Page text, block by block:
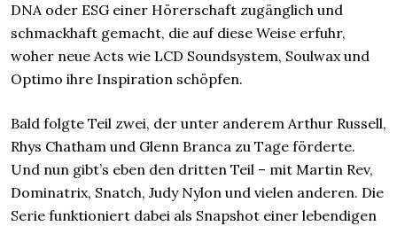
DNA oder ESG einer Hörerschaft zugänglich und
schmackhaft gemacht, die auf diese Weise erfuhr,
woher neue Acts wie LCD Soundsystem, Soulwax und
Optimo ihre Inspiration schöpfen.
Bald folgte Teil zwei, der unter anderem Arthur Russell,
Rhys Chatham und Glenn Branca zu Tage förderte.
Und nun gibt’s eben den dritten Teil – mit Martin Rev,
Dominatrix, Snatch, Judy Nylon und vielen anderen. Die
Serie funktioniert dabei als Snapshot einer lebendigen